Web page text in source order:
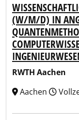
(W/M/D) IN
RWTH Aachen
Aachen